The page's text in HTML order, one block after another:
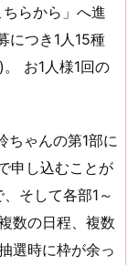
らから」へ進
につき1人15種
お1人様1回の
ゃんの第1部に
申し込むことが
そして各部1～
数の日程、複数
選時に枠が余っ